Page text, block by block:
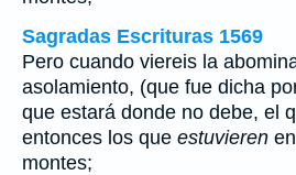
Sagradas Escrituras 1569
Pero cuando viereis la
asolamiento, (que fue dicha
que estará donde no debe, el
entonces los que estuvieren
montes;